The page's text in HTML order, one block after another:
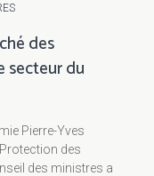
des
secteur du
Pierre-Yves
des
des ministres a